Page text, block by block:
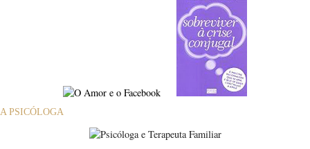
A PSICÓLOGA